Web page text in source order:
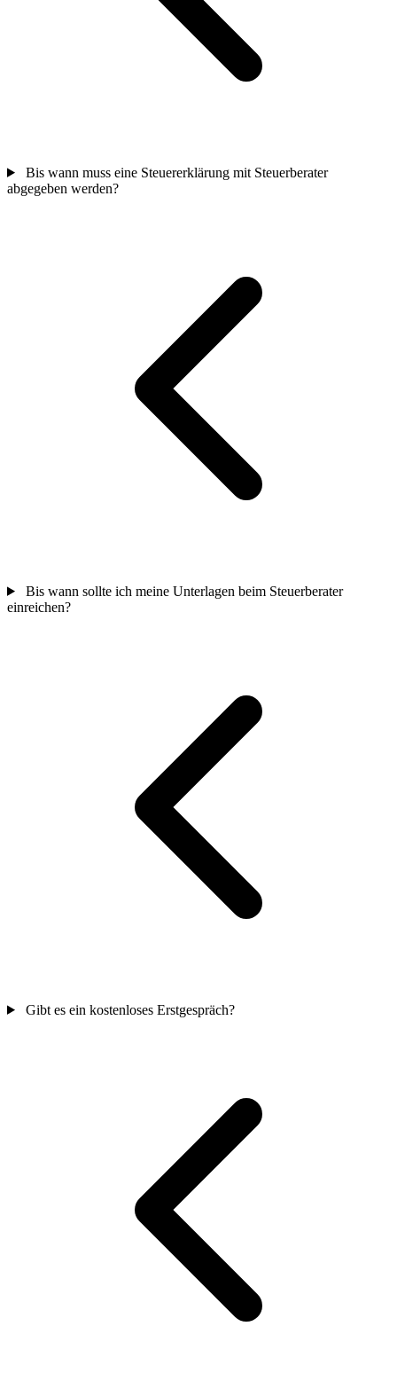
Bis wann muss eine Steuererklärung mit Steuerberater
abgegeben werden?
Bis wann sollte ich meine Unterlagen beim Steuerberater
einreichen?
Gibt es ein kostenloses Erstgespräch?